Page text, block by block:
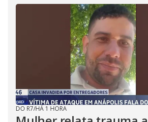
DO R7/HÁ 1 HORA